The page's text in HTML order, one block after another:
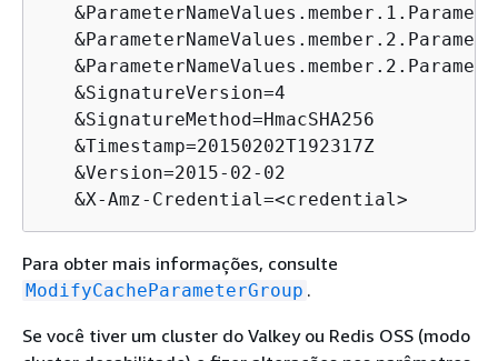
   &SignatureVersion=4
   &SignatureMethod=HmacSHA256
   &Timestamp=20150202T192317Z
   &Version=2015-02-02
   &X-Amz-Credential=<credential>
Para obter mais informações, consulte
ModifyCacheParameterGroup .
Se você tiver um cluster do Valkey ou Redis OSS (modo